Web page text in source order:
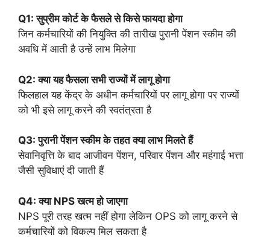
Q1: सुप्रीम कोर्ट के फैसले से किसे फायदा होगा
जिन कर्मचारियों की नियुक्ति की तारीख पुरानी पेंशन स्कीम की
अवधि में आती है उन्हें लाभ मिलेगा
Q2: क्या यह फैसला सभी राज्यों में लागू होगा
फिलहाल यह केंद्र के अधीन कर्मचारियों पर लागू होगा पर राज्यों
को भी इसे लागू करने की स्वतंत्रता है
Q3: पुरानी पेंशन स्कीम के तहत क्या लाभ मिलते हैं
सेवानिवृत्ति के बाद आजीवन पेंशन, परिवार पेंशन और महंगाई भत्ता
जैसी सुविधाएं दी जाती हैं
Q4: क्या NPS खत्म हो जाएगा
NPS पूरी तरह खत्म नहीं होगा लेकिन OPS को लागू करने से
कर्मचारियों को विकल्प मिल सकता है